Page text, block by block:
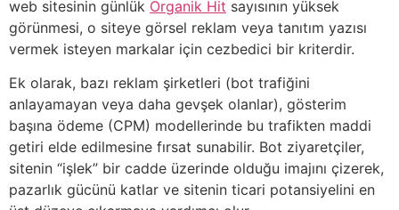
web sitesinin günlük Organik Hit sayısının yüksek
görünmesi, o siteye görsel reklam veya tanıtım yazısı
vermek isteyen markalar için cezbedici bir kriterdir.
Ek olarak, bazı reklam şirketleri (bot trafiğini
anlayamayan veya daha gevşek olanlar), gösterim
başına ödeme (CPM) modellerinde bu trafikten maddi
getiri elde edilmesine fırsat sunabilir. Bot ziyaretçiler,
sitenin “işlek” bir cadde üzerinde olduğu imajını çizerek,
pazarlık gücünü katlar ve sitenin ticari potansiyelini en